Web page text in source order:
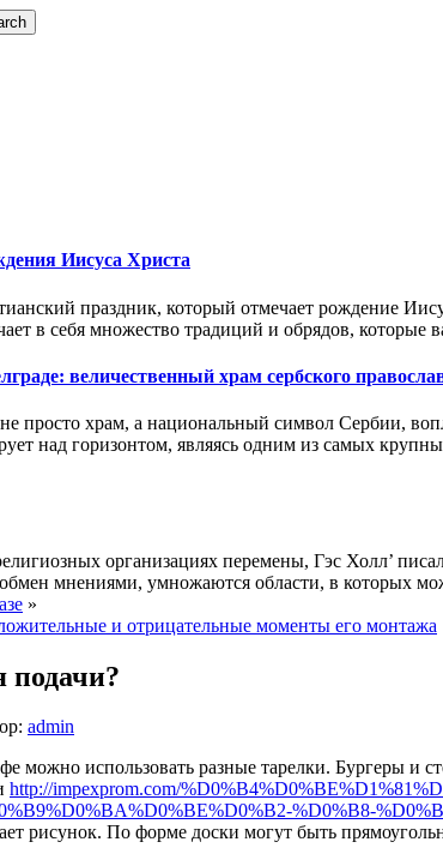
Иисуса Христа
праздник, который отмечает рождение
в себя множество традиций и обрядов, которые
величественный храм сербского
просто храм, а национальный символ Сербии,
над горизонтом, являясь одним из самых
организациях перемены, Гэс Холл’
мнениями, умножаются области, в которых
»
и отрицательные моменты его монтажа
подачи?
admin
можно использовать разные тарелки. Бургеры
http://impexprom.com/
%D0%B8-
рисунок. По форме доски могут быть